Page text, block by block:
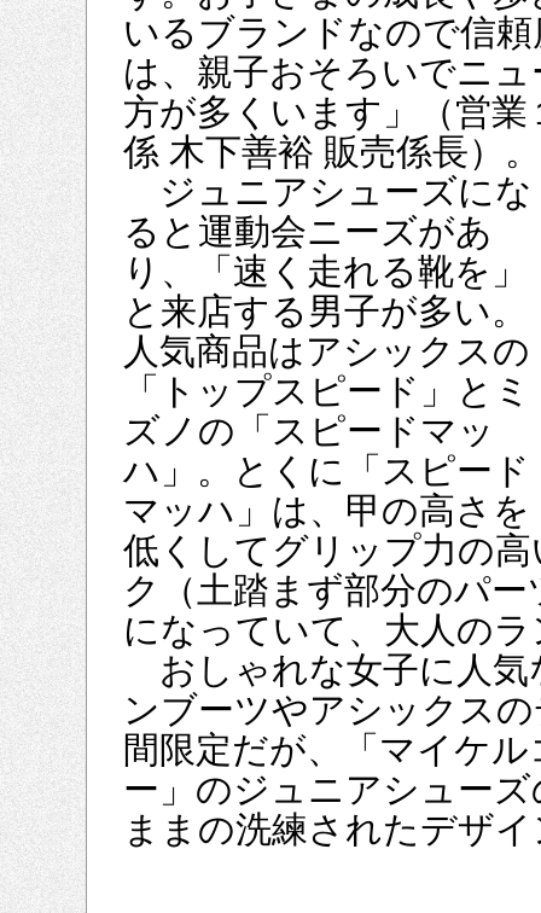
いるブランドなので信
は、親子おそろいでニ
方が多くいます」（営
係 木下善裕 販売係長）。
ジュニアシューズにな
ると運動会ニーズがあ
り、「速く走れる靴を」
と来店する男子が多い。
人気商品はアシックスの
「トップスピード」とミ
ズノの「スピードマッ
ハ」。とくに「スピード
マッハ」は、甲の高さを
低くしてグリップ力の
ク（土踏まず部分のパ
になっていて、大人の
おしゃれな女子に人気
ンブーツやアシックス
間限定だが、「マイケ
ー」のジュニアシュー
ままの洗練されたデザ